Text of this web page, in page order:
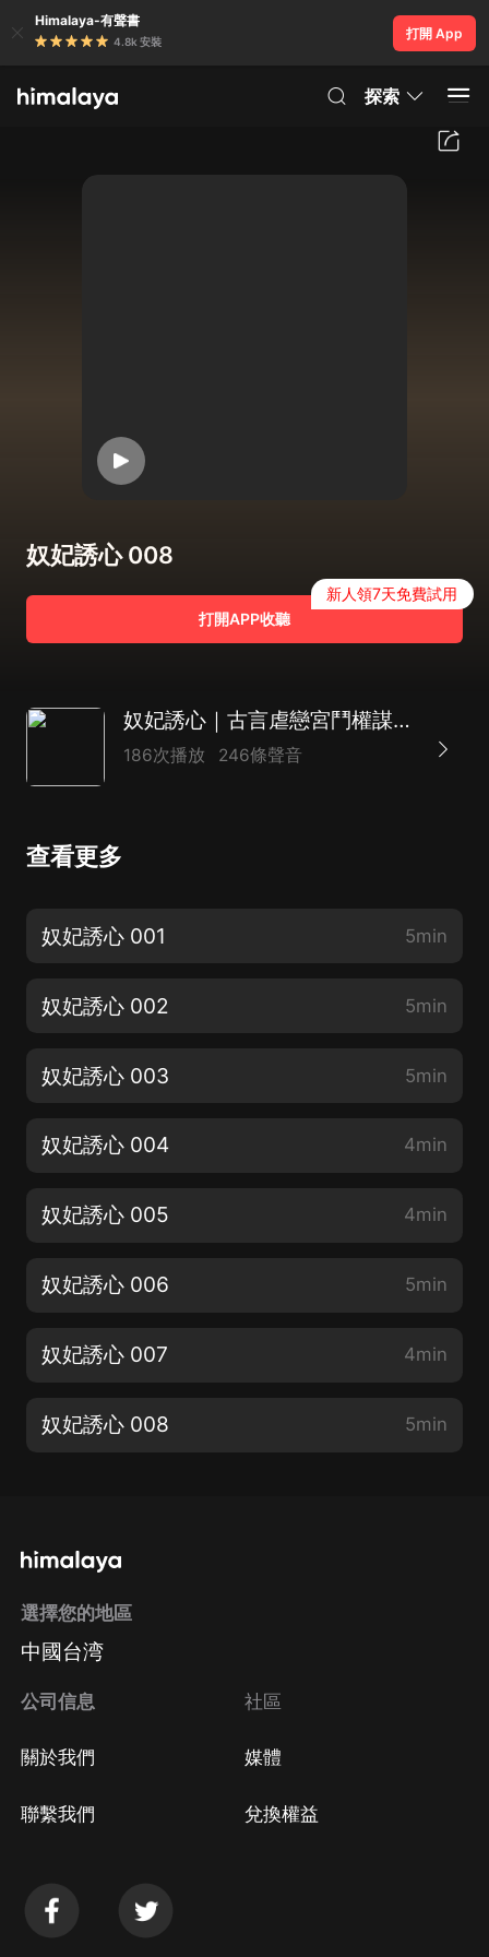
Himalaya-有聲書
4.8k 安裝
打開 App
探索
奴妃誘心 008
打開APP收聽
新人領7天免費試用
奴妃誘心｜古言虐戀宮鬥權謀｜驚豔高分點擊霸榜新作
186次播放 246條聲音
查看更多
奴妃誘心 001 5min
奴妃誘心 002 5min
奴妃誘心 003 5min
奴妃誘心 004 4min
奴妃誘心 005 4min
奴妃誘心 006 5min
奴妃誘心 007 4min
奴妃誘心 008 5min
選擇您的地區
中國台湾
公司信息
關於我們
聯繫我們
社區
媒體
兌換權益